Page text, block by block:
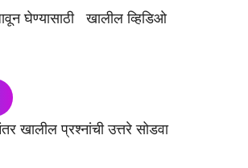
खालील व्हिडिओ
खालील प्रश्नांची उत्तरे सोडवा